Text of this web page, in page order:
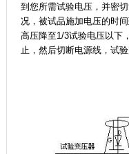
到您所需试验电压，并密
况，被试品施加电压的时
高压降至1/3试验电压以下
止，然后切断电源线，试验